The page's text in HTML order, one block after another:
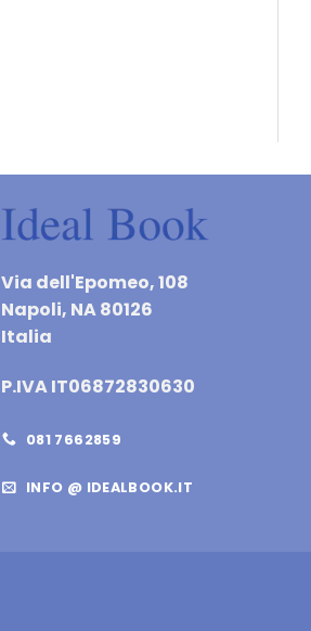
Via dell'Epomeo, 108
Napoli, NA 80126
Italia
P.IVA IT06872830630
081 7662859
INFO @ IDEALBOOK.IT